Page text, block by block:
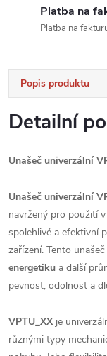
Platba na
Platba na
Popis produktu
Detailní
Unašeč univerzální
Unašeč univerzální
navržený pro použití
spolehlivé a efektivní
zařízení. Tento
energetiku a další
pevnost, odolnost a
VPTU_XX je
různými typy